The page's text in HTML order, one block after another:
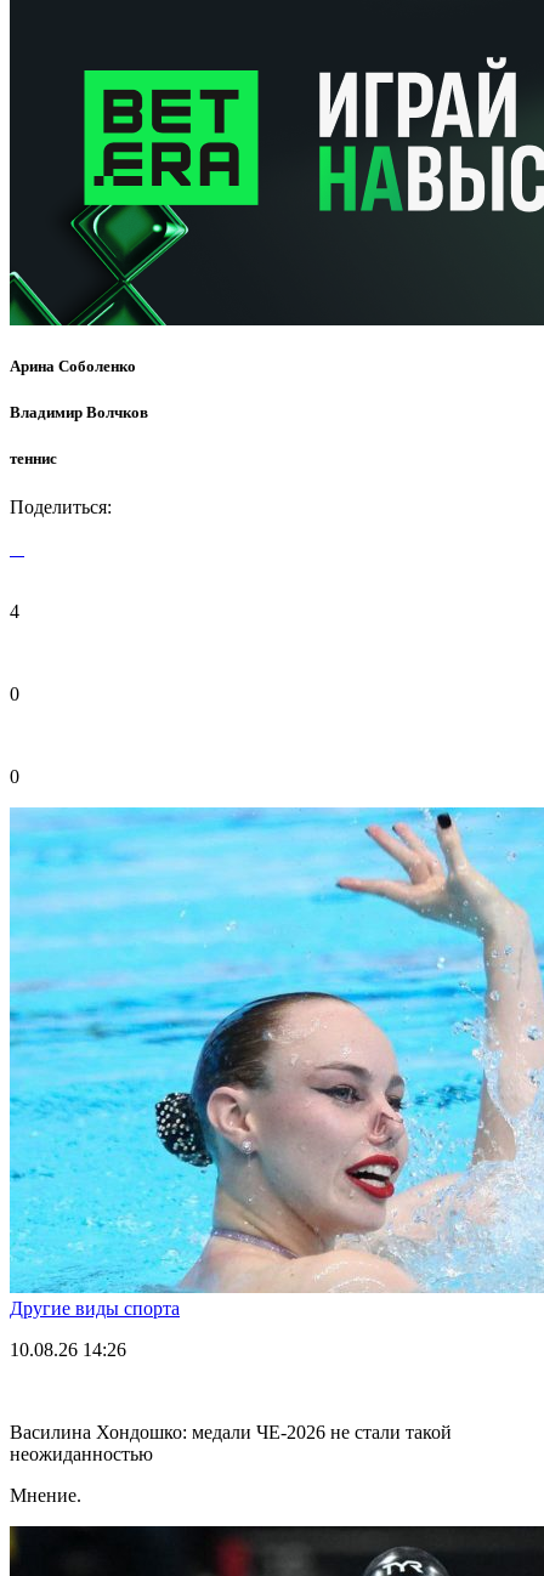
Арина Соболенко
Владимир Волчков
теннис
Поделиться:
4
0
0
Другие виды спорта
10.08.26 14:26
Василина Хондошко: медали ЧЕ-2026 не стали такой
неожиданностью
Мнение.